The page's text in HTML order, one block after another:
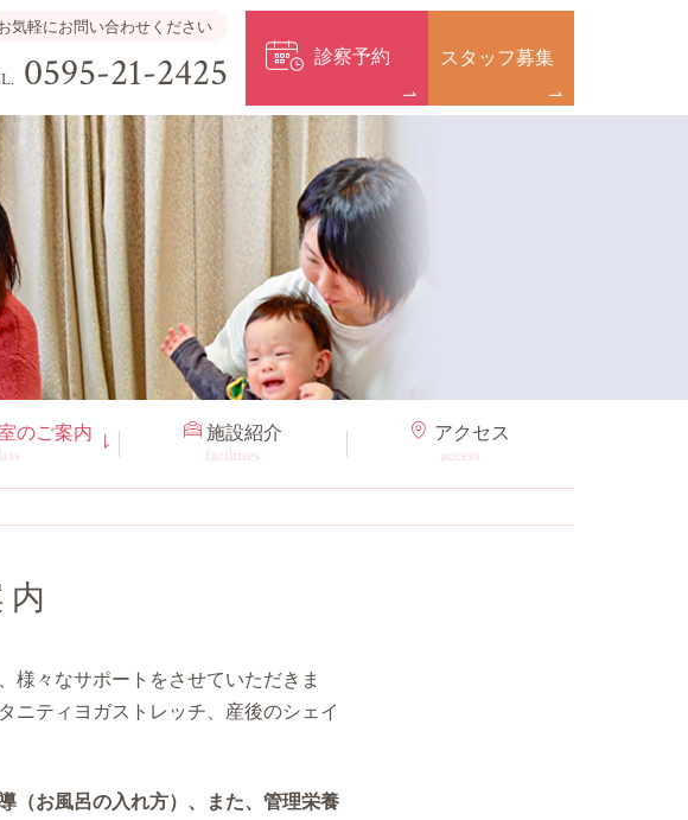
気軽にお問い合わせください
0595-21-2425 診察予約 スタッフ募集
のご案内 施設紹介
facilities
アクセス
access
様々なサポートをさせていただきま
ニティヨガストレッチ、産後のシェイ
（お風呂の入れ方）、また、管理栄養